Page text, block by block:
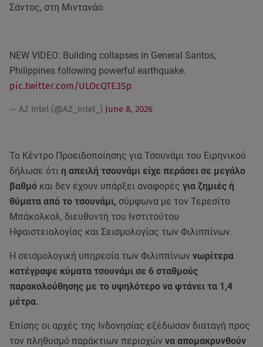
Σάντος, στη Μιντανάο.
NEW VIDEO: Building collapses in General Santos,
Philippines following powerful earthquake.
pic.twitter.com/ULOcQTE3Sp
— AZ Intel (@AZ_Intel_) June 8, 2026
Το Κέντρο Προειδοποίησης για Τσουνάμι του Ειρηνικού
δήλωσε ότι η απειλή τσουνάμι είχε περάσει σε μεγάλο
βαθμό και δεν έχουν υπάρξει αναφορές για ζημιές ή
θύματα από το τσουνάμι, σύμφωνα με τον Τερεσίτο
Μπάκολκολ, διευθυντή του Ινστιτούτου
Ηφαιστειολογίας και Σεισμολογίας των Φιλιππίνων.
Η σεισμολογική υπηρεσία των Φιλιππίνων νωρίτερα
κατέγραψε κύματα τσουνάμι σε 6 σταθμούς
παρακολούθησης με το υψηλότερο να φτάνει τα 1,4
μέτρα.
Επίσης οι αρχές της Ινδονησίας εξέδωσαν διαταγή προς
τον πληθυσμό παράκτιων περιοχών να απομακρυνθούν